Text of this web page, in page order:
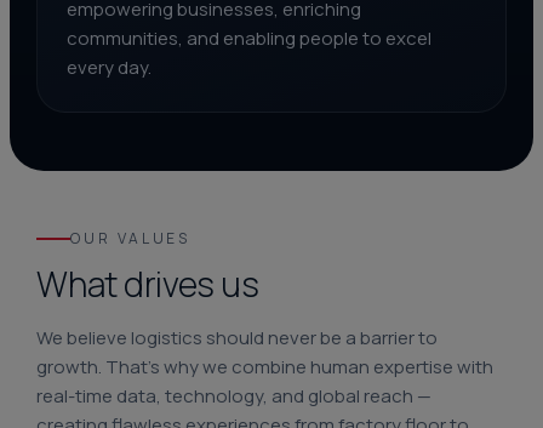
empowering businesses, enriching
communities, and enabling people to excel
every day.
OUR VALUES
What drives us
We believe logistics should never be a barrier to
growth. That's why we combine human expertise with
real-time data, technology, and global reach —